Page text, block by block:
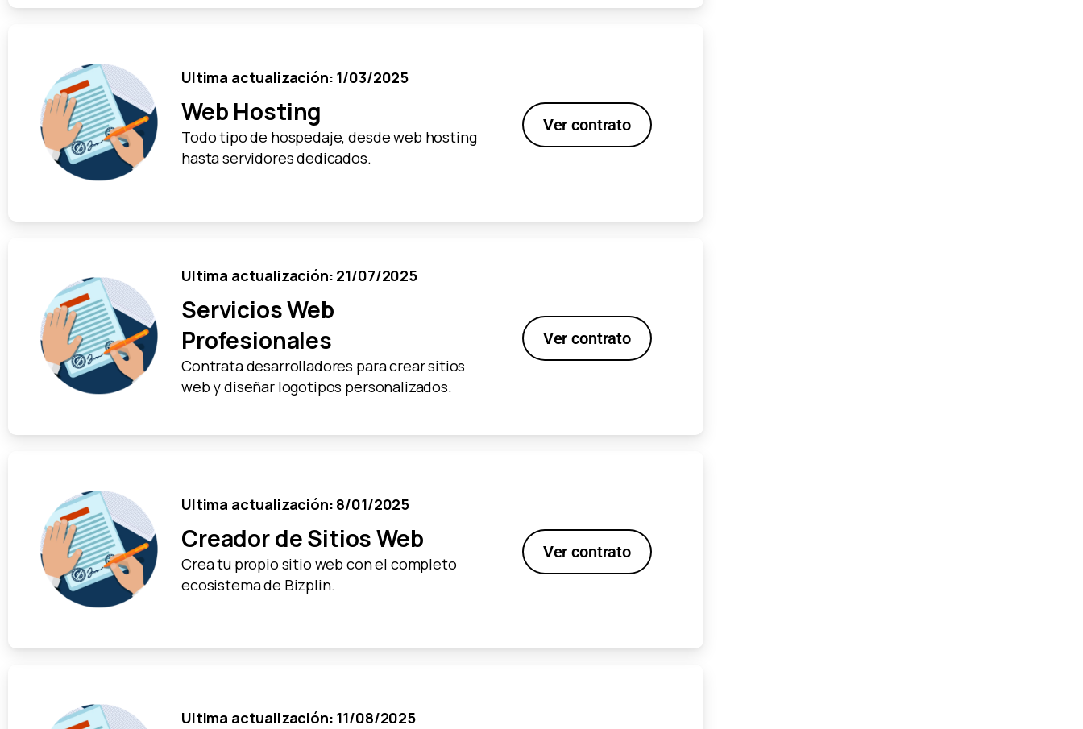
Ultima actualización: 1/03/2025
Web Hosting
Todo tipo de hospedaje, desde web hosting
hasta servidores dedicados.
Ver contrato
Ultima actualización: 21/07/2025
Servicios Web
Profesionales
Contrata desarrolladores para crear sitios
web y diseñar logotipos personalizados.
Ver contrato
Ultima actualización: 8/01/2025
Creador de Sitios Web
Crea tu propio sitio web con el completo
ecosistema de Bizplin.
Ver contrato
Ultima actualización: 11/08/2025